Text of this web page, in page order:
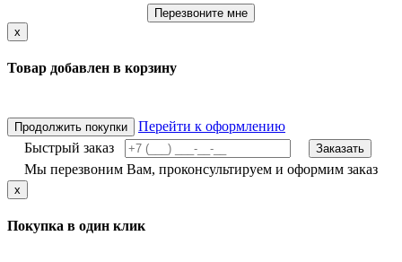
Перезвоните мне
x
Товар добавлен в корзину
Продолжить покупки
Перейти к оформлению
Быстрый заказ
Заказать
Мы перезвоним Вам, проконсультируем и оформим заказ
x
Покупка в один клик